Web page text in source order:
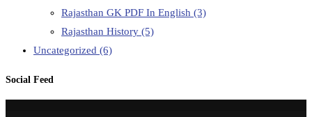
Rajasthan GK PDF In English (3)
Rajasthan History (5)
Uncategorized (6)
Social Feed